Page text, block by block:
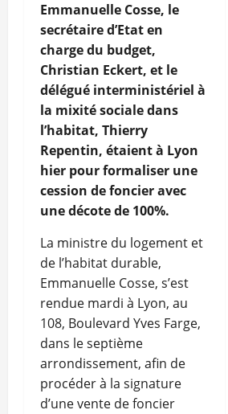
Emmanuelle Cosse, le
secrétaire d’Etat en
charge du budget,
Christian Eckert, et le
délégué interministériel à
la mixité sociale dans
l’habitat, Thierry
Repentin, étaient à Lyon
hier pour formaliser une
cession de foncier avec
une décote de 100%.
La ministre du logement et
de l’habitat durable,
Emmanuelle Cosse, s’est
rendue mardi à Lyon, au
108, Boulevard Yves Farge,
dans le septième
arrondissement, afin de
procéder à la signature
d’une vente de foncier